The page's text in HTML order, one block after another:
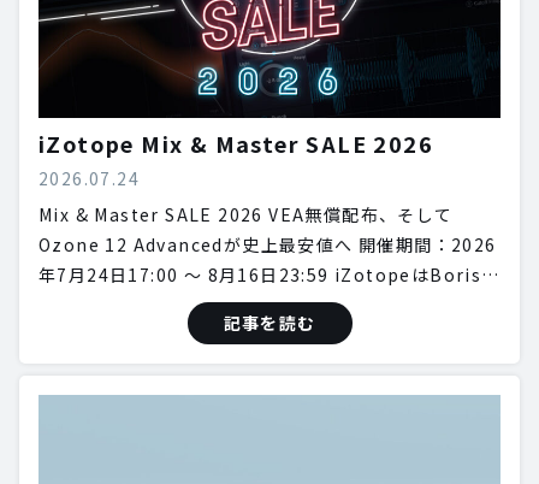
iZotope Mix & Master SALE 2026
2026.07.24
Mix & Master SALE 2026 VEA無償配布、そして
Ozone 12 Advancedが史上最安値へ 開催期間：2026
年7月24日17:00 〜 8月16日23:59 iZotopeはBoris…
記事を読む